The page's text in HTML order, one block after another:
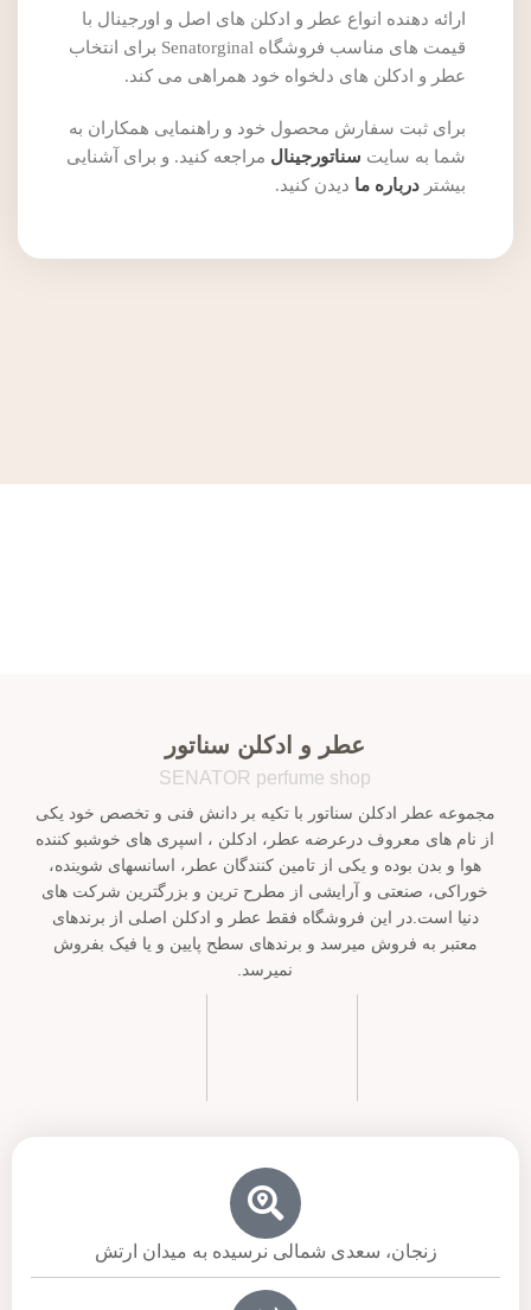
ارائه دهنده انواع عطر و ادکلن های اصل و اورجینال با
قیمت های مناسب فروشگاه Senatorginal برای انتخاب
عطر و ادکلن های دلخواه خود همراهی می کند.
برای ثبت سفارش محصول خود و راهنمایی همکاران به
شما به سایت سناتورجینال مراجعه کنید. و برای آشنایی
بیشتر درباره ما دیدن کنید.
عطر و ادکلن سناتور
SENATOR perfume shop
مجموعه عطر ادکلن سناتور با تکیه بر دانش فنی و تخصص خود یکی
از نام های معروف درعرضه عطر، ادکلن ، اسپری های خوشبو کننده
هوا و بدن بوده و یکی از تامین کنندگان عطر، اسانسهای شوینده،
خوراکی، صنعتی و آرایشی از مطرح ترین و بزرگترین شرکت های
دنیا است.در این فروشگاه فقط عطر و ادکلن اصلی از برندهای
معتبر به فروش میرسد و برندهای سطح پایین و یا فیک بفروش
نمیرسد.
زنجان، سعدی شمالی نرسیده به میدان ارتش